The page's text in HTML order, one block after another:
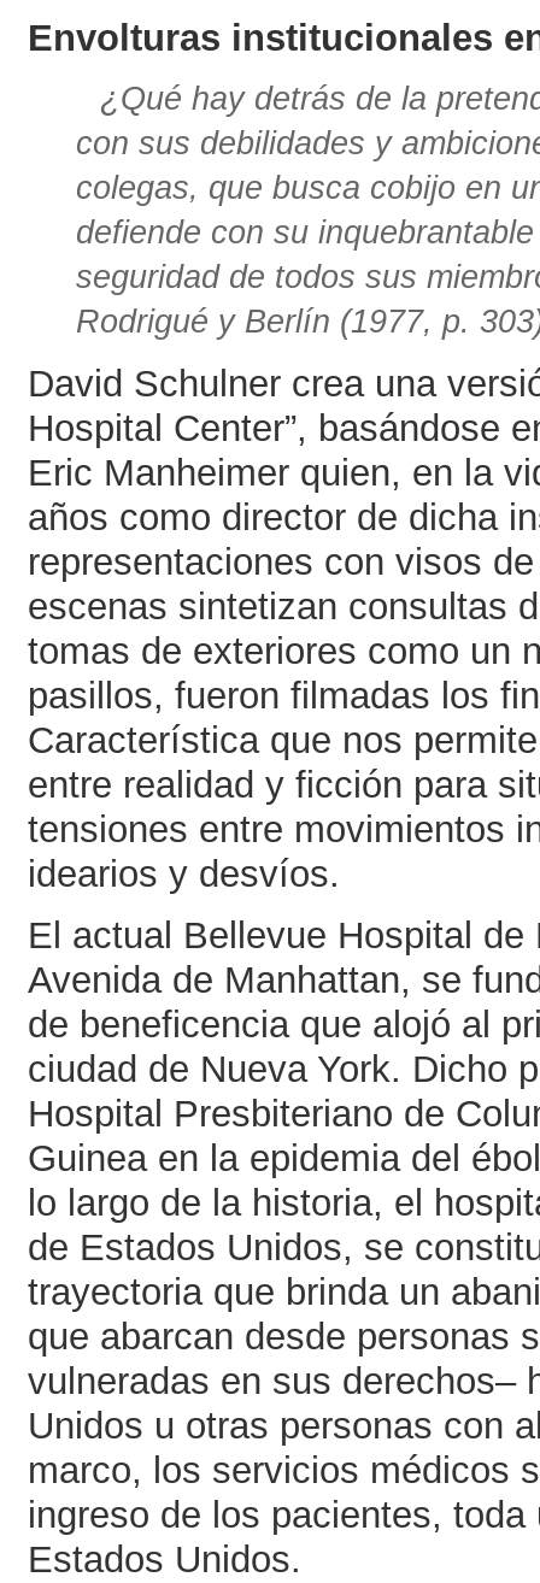
Envolturas institucionales
¿Qué hay detrás de la
con sus debilidades y
colegas, que busca cobijo en
defiende con su
seguridad de todos sus
Rodrigué y Berlín (1977, p.
David Schulner crea una
Hospital Center”, basándose
Eric Manheimer quien, en la
años como director de dicha
representaciones con visos
escenas sintetizan consultas
tomas de exteriores como un
pasillos, fueron filmadas los
Característica que nos
entre realidad y ficción para
tensiones entre movimientos
idearios y desvíos.
El actual Bellevue Hospital
Avenida de Manhattan, se
de beneficencia que alojó al
ciudad de Nueva York. Dicho
Hospital Presbiteriano de
Guinea en la epidemia del
lo largo de la historia, el
de Estados Unidos, se
trayectoria que brinda un
que abarcan desde personas
vulneradas en sus derechos–
Unidos u otras personas con
marco, los servicios médicos
ingreso de los pacientes,
Estados Unidos.